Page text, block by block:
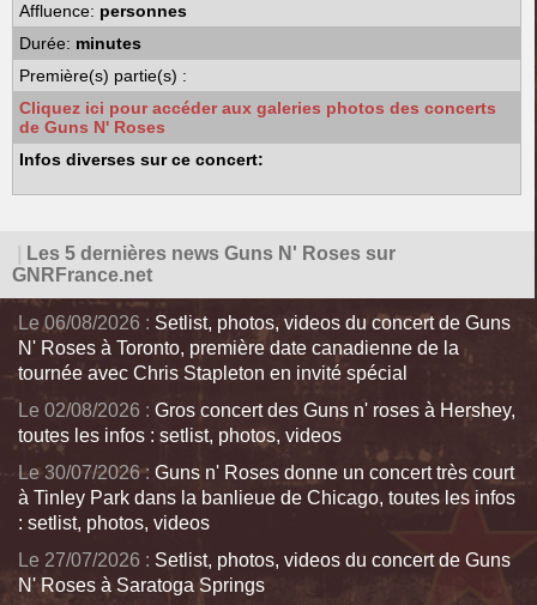
Affluence: personnes
Durée: minutes
Première(s) partie(s) :
Cliquez ici pour accéder aux galeries photos des concerts
de Guns N' Roses
Infos diverses sur ce concert:
Les 5 dernières news Guns N' Roses sur
GNRFrance.net
Le 06/08/2026 : Setlist, photos, videos du concert de Guns
N' Roses à Toronto, première date canadienne de la
tournée avec Chris Stapleton en invité spécial
Le 02/08/2026 : Gros concert des Guns n' roses à Hershey,
toutes les infos : setlist, photos, videos
Le 30/07/2026 : Guns n' Roses donne un concert très court
à Tinley Park dans la banlieue de Chicago, toutes les infos
: setlist, photos, videos
Le 27/07/2026 : Setlist, photos, videos du concert de Guns
N' Roses à Saratoga Springs